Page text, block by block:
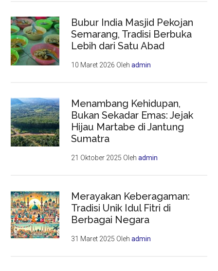
Bubur India Masjid Pekojan
Semarang, Tradisi Berbuka
Lebih dari Satu Abad
10 Maret 2026 Olehadmin
Menambang Kehidupan,
Bukan Sekadar Emas: Jejak
Hijau Martabe di Jantung
Sumatra
21 Oktober 2025 Olehadmin
Merayakan Keberagaman:
Tradisi Unik Idul Fitri di
Berbagai Negara
31 Maret 2025 Olehadmin